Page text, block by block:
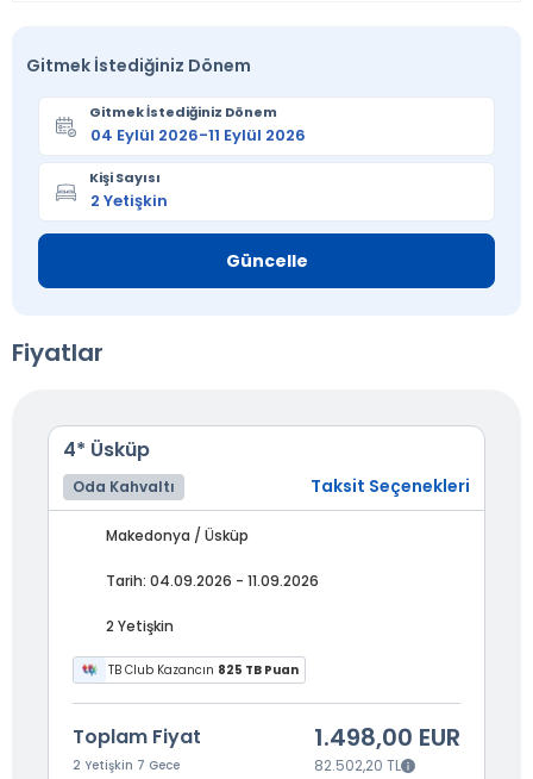
Gitmek İstediğiniz Dönem
Gitmek İstediğiniz Dönem
Kişi Sayısı
Güncelle
Fiyatlar
4* Üsküp
Oda Kahvaltı Taksit Seçenekleri
Makedonya / Üsküp
Tarih: 04.09.2026 - 11.09.2026
2 Yetişkin
TB Club Kazancın 825 TB Puan
Toplam Fiyat
2 Yetişkin 7 Gece
1.498,00 EUR
82.502,20 TL